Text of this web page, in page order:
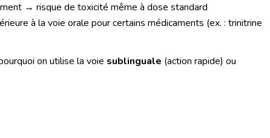
→ risque de toxicité même à dose standard
à la voie orale pour certains médicaments (ex. : trinitrine
on utilise la voie sublinguale (action rapide) ou